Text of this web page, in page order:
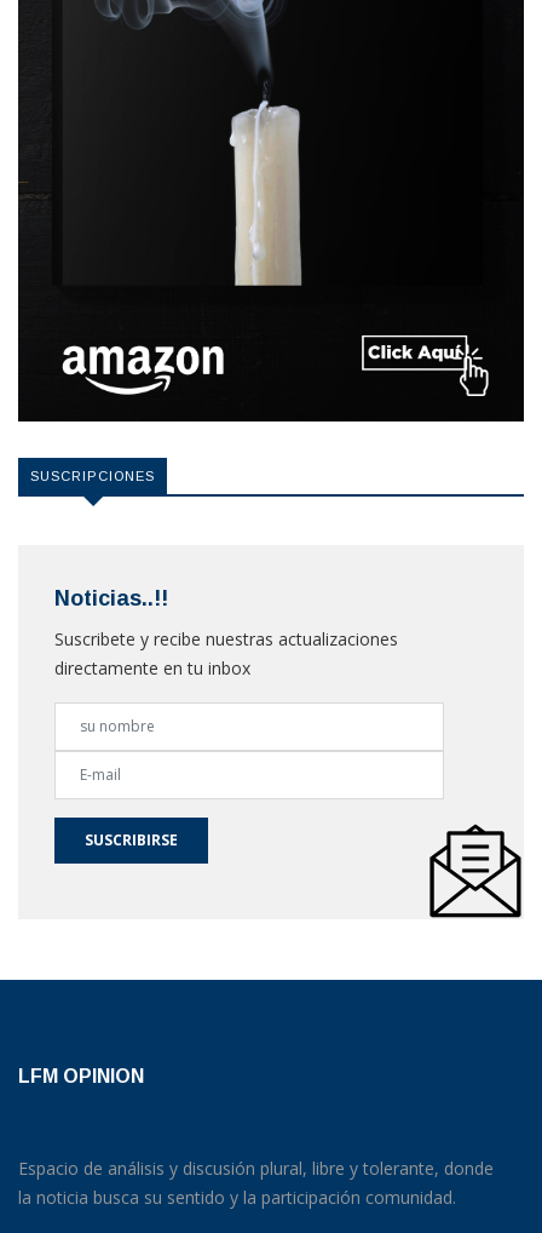
SUSCRIPCIONES
Noticias..!!
Suscribete y recibe nuestras actualizaciones
directamente en tu inbox
SUSCRIBIRSE
LFM OPINION
Espacio de análisis y discusión plural, libre y tolerante, donde
la noticia busca su sentido y la participación comunidad.